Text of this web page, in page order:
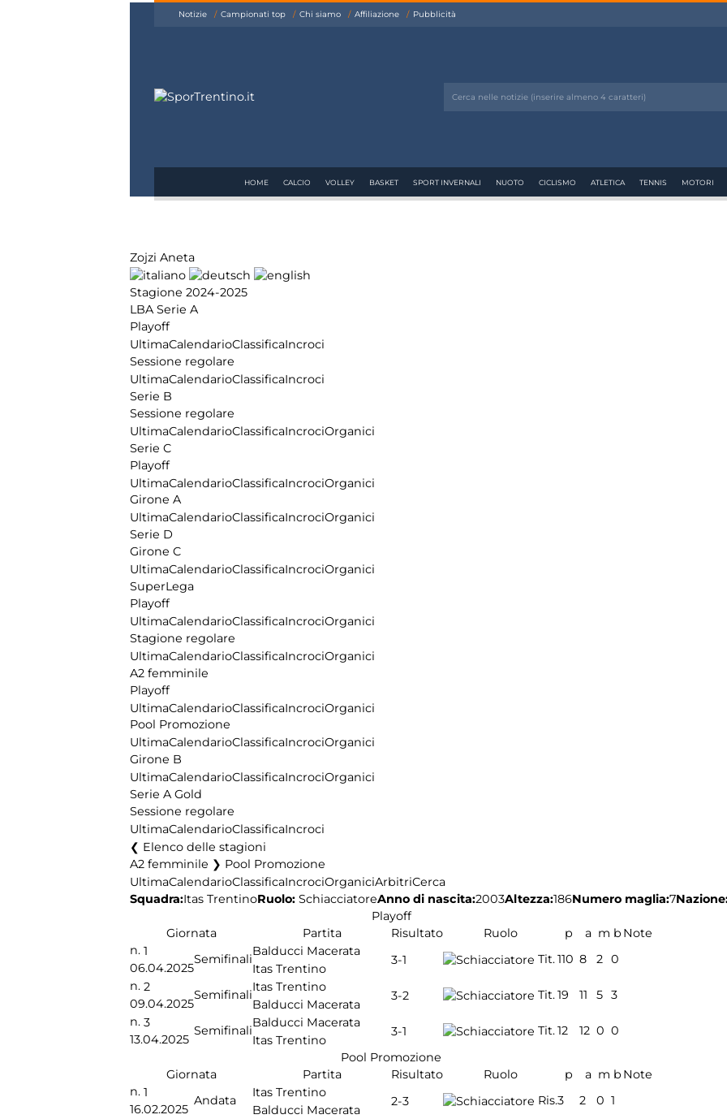
Notizie Campionati top Chi siamo Affiliazione Pubblicità
HOME CALCIO VOLLEY BASKET SPORT INVERNALI NUOTO CICLISMO ATLETICA TENNIS MOTORI
Zojzi Aneta
Stagione 2024-2025
LBA Serie A
Playoff
UltimaCalendarioClassificaIncroci
Sessione regolare
UltimaCalendarioClassificaIncroci
Serie B
Sessione regolare
UltimaCalendarioClassificaIncrociOrganici
Serie C
Playoff
UltimaCalendarioClassificaIncrociOrganici
Girone A
UltimaCalendarioClassificaIncrociOrganici
Serie D
Girone C
UltimaCalendarioClassificaIncrociOrganici
SuperLega
Playoff
UltimaCalendarioClassificaIncrociOrganici
Stagione regolare
UltimaCalendarioClassificaIncrociOrganici
A2 femminile
Playoff
UltimaCalendarioClassificaIncrociOrganici
Pool Promozione
UltimaCalendarioClassificaIncrociOrganici
Girone B
UltimaCalendarioClassificaIncrociOrganici
Serie A Gold
Sessione regolare
UltimaCalendarioClassificaIncroci
Elenco delle stagioni
A2 femminile ❯ Pool Promozione
UltimaCalendarioClassificaIncrociOrganiciArbitriCerca
Squadra:Itas TrentinoRuolo: SchiacciatoreAnno di nascita:2003Altezza:186Numero maglia:7
Playoff
Giornata
Partita Risultato Ruolo p a m b Note
n. 1
06.04.2025
Semifinali
Balducci Macerata
Itas Trentino
3-1 Tit.110 8 2 0
n. 2
09.04.2025
Semifinali
Itas Trentino
Balducci Macerata
3-2 Tit.19 11 5 3
n. 3
13.04.2025
Semifinali
Balducci Macerata
Itas Trentino
3-1 Tit.12 12 0 0
Pool Promozione
Giornata
Partita Risultato Ruolo p a m b Note
n. 1
16.02.2025
Andata
Itas Trentino
Balducci Macerata
2-3 Ris.3 2 0 1